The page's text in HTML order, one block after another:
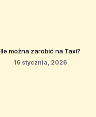
Ile można zarobić na Taxi?
16 stycznia, 2026